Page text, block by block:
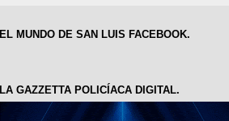
EL MUNDO DE SAN LUIS FACEBOOK.
LA GAZZETTA POLICÍACA DIGITAL.